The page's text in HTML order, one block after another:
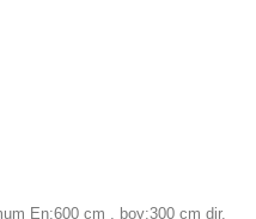
En:600 cm , boy:300 cm dir.